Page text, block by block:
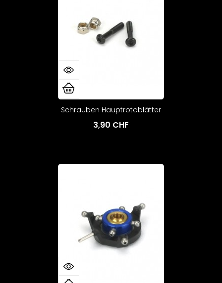
Schrauben Hauptrotoblätter
3,90 CHF